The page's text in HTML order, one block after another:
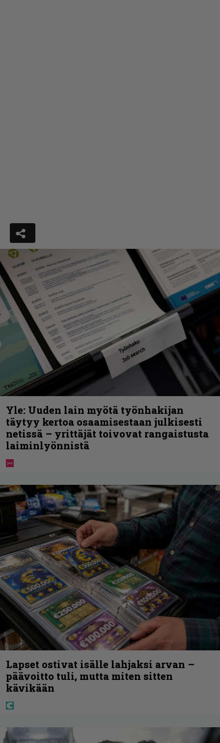
Yle: Uuden lain myötä työnhakijan
täytyy kertoa osaamisestaan julkisesti
netissä – yrittäjät toivovat rangaistusta
laiminlyönnistä
Lapset ostivat isälle lahjaksi arvan –
päävoitto tuli, mutta miten sitten
kävikään